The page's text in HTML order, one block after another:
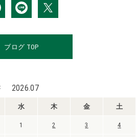
ブログ TOP
2026.07
水 木 金 土
1 2 3 4